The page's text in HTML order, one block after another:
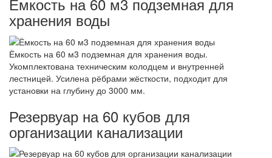
хранения воды
Ёмкость на 60 м3 подземная для хранения воды.
Укомплектована техническим колодцем и внутренней
лестницей. Усилена рёбрами жёсткости, подходит для
установки на глубину до 3000 мм.
Резервуар на 60 кубов для
организации канализации